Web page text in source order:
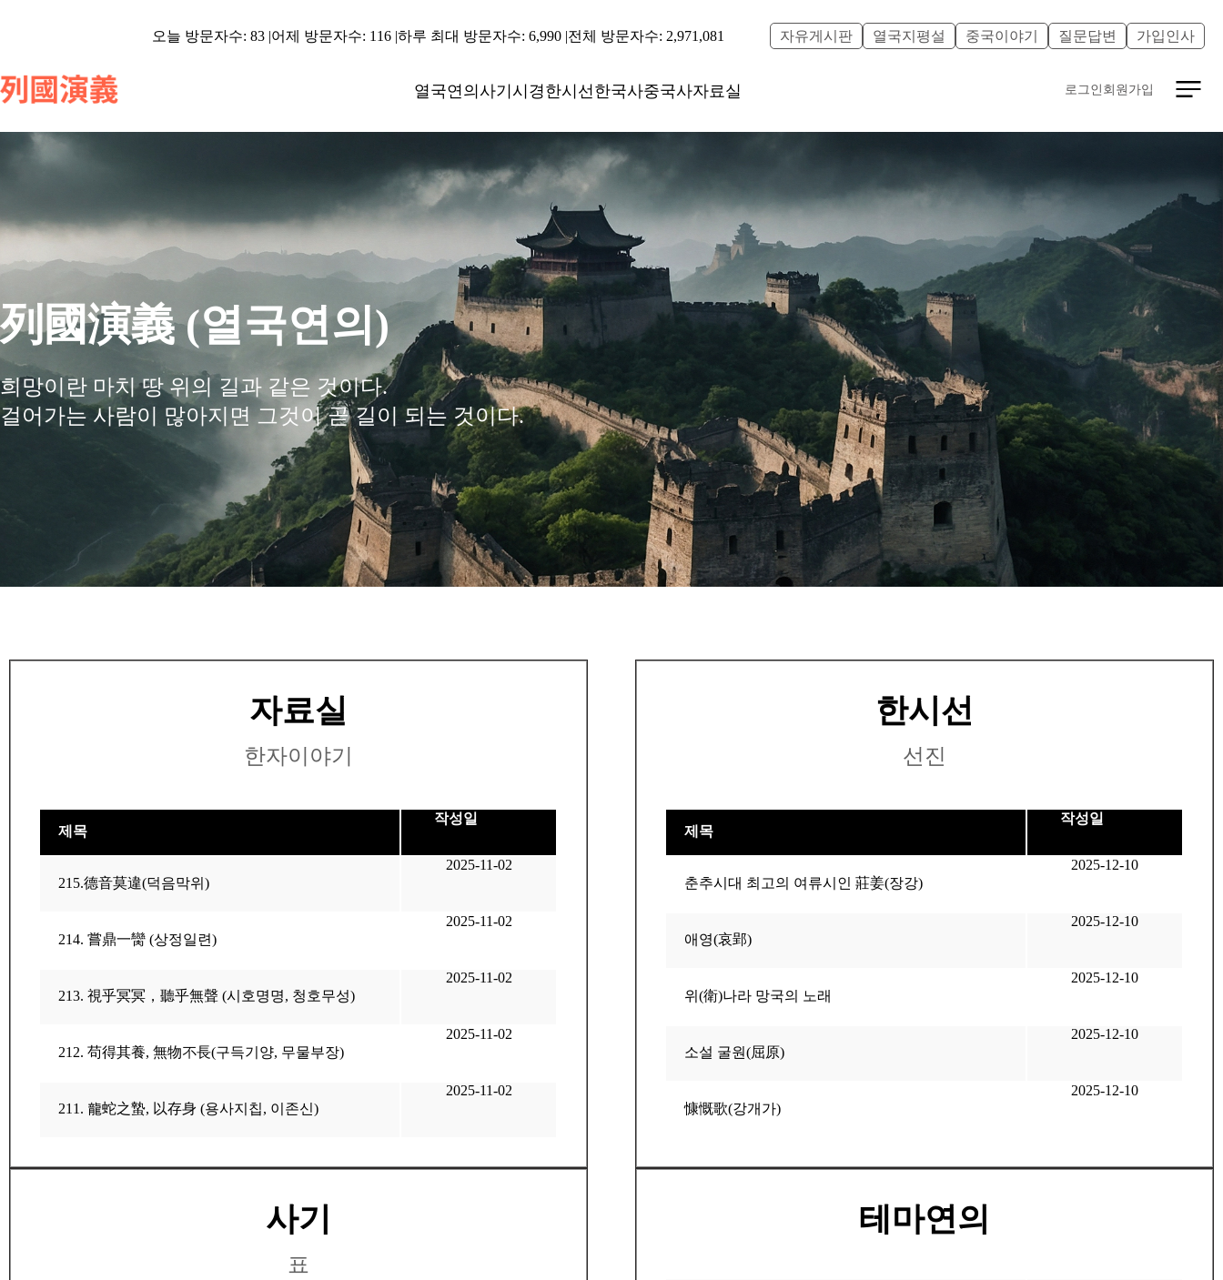
오늘 방문자수: 83 |어제 방문자수: 116 |하루 최대 방문자수: 6,990 |전체 방문자수: 2,971,081 자유게시판 열국지평설 중국이야기 질문답변 가입인사
열국연의 사기 시경한시선한국사중국사자료실 로그인 회원가입
列國演義 (열국연의)
희망이란 마치 땅 위의 길과 같은 것이다.
걸어가는 사람이 많아지면 그것이 곧 길이 되는 것이다.
자료실
한자이야기
제목
작성일
215.德音莫違(덕음막위)
2025-11-02
214. 嘗鼎一臠 (상정일련)
2025-11-02
213. 視乎冥冥，聽乎無聲 (시호명명, 청호무성)
2025-11-02
212. 苟得其養, 無物不長(구득기양, 무물부장)
2025-11-02
211. 龍蛇之蟄, 以存身 (용사지칩, 이존신)
2025-11-02
한시선
선진
제목
작성일
춘추시대 최고의 여류시인 莊姜(장강)
2025-12-10
애영(哀郢)
2025-12-10
위(衛)나라 망국의 노래
2025-12-10
소설 굴원(屈原)
2025-12-10
慷慨歌(강개가)
2025-12-10
사기
표
테마연의